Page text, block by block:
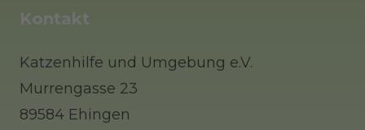
Kontakt
Katzenhilfe und Umgebung e.V.
Murrengasse 23
89584 Ehingen